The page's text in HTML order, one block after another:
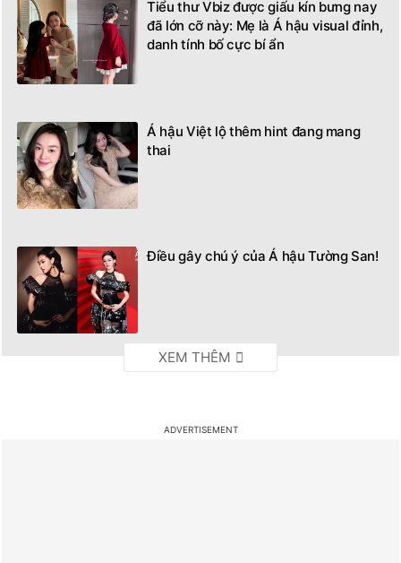
Tiểu thư Vbiz được giấu kín bưng nay
đã lớn cỡ này: Mẹ là Á hậu visual đỉnh,
danh tính bố cực bí ẩn
Á hậu Việt lộ thêm hint đang mang
thai
Điều gây chú ý của Á hậu Tường San!